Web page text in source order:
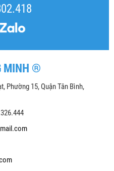
MINH ®
Phường 15, Quận Tân Bình,